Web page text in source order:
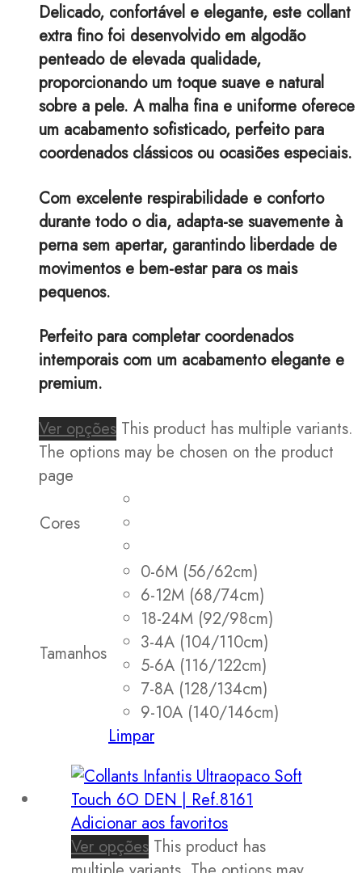
Delicado, confortável e elegante, este collant
extra fino foi desenvolvido em algodão
penteado de elevada qualidade,
proporcionando um toque suave e natural
sobre a pele. A malha fina e uniforme oferece
um acabamento sofisticado, perfeito para
coordenados clássicos ou ocasiões especiais.
Com excelente respirabilidade e conforto
durante todo o dia, adapta-se suavemente à
perna sem apertar, garantindo liberdade de
movimentos e bem-estar para os mais
pequenos.
Perfeito para completar coordenados
intemporais com um acabamento elegante e
premium.
Ver opções This product has multiple variants.
The options may be chosen on the product
page
Cores
Tamanhos
0-6M (56/62cm)
6-12M (68/74cm)
18-24M (92/98cm)
3-4A (104/110cm)
5-6A (116/122cm)
7-8A (128/134cm)
9-10A (140/146cm)
Limpar
Adicionar aos favoritos
Ver opções This product has